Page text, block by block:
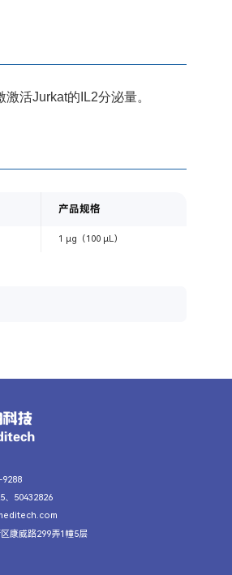
活Jurkat的IL2分泌量。
产品规格
1 μg（100 μL）
9288
、50432826
康威路299弄1幢5层